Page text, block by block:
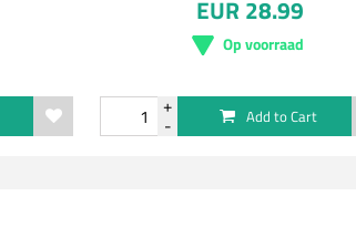
EUR 28.99
Op voorraad
Add to Cart